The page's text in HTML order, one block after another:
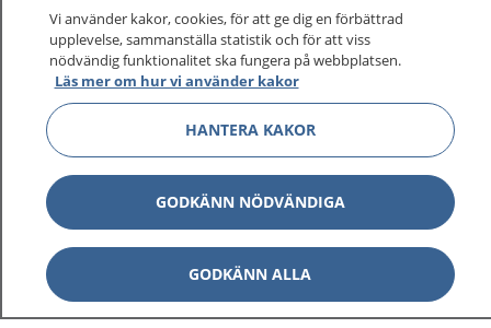
Vi använder kakor, cookies, för att ge dig en förbättrad
upplevelse, sammanställa statistik och för att viss
nödvändig funktionalitet ska fungera på webbplatsen.
Läs mer om hur vi använder kakor
HANTERA KAKOR
GODKÄNN NÖDVÄNDIGA
GODKÄNN ALLA